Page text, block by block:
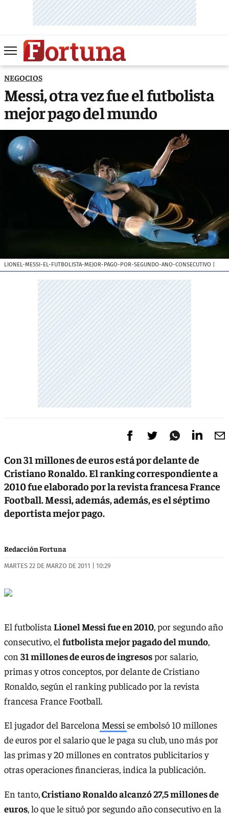
NEGOCIOS
Messi, otra vez fue el futbolista
mejor pago del mundo
LIONEL-MESSI-EL-FUTBOLISTA-MEJOR-PAGO-POR-SEGUNDO-ANO-CONSECUTIVO
Con 31 millones de euros está por delante de
Cristiano Ronaldo. El ranking correspondiente a
2010 fue elaborado por la revista francesa France
Football. Messi, además, además, es el séptimo
deportista mejor pago.
Redacción Fortuna
MARTES 22 DE MARZO DE 2011 | 10:29
El futbolista Lionel Messi fue en 2010, por segundo año
consecutivo, el futbolista mejor pagado del mundo,
con 31 millones de euros de ingresospor salario,
primas y otros conceptos, por delante de Cristiano
Ronaldo, según el ranking publicado por la revista
francesa France Football.
El jugador del Barcelona Messi se embolsó 10 millones
de euros por el salario que le paga su club, uno más por
las primas y 20 millones en contratos publicitarios y
otras operaciones financieras, indica la publicación.
En tanto,Cristiano Ronaldo alcanzó 27,5 millones de
euros, lo que le situó por segundo año consecutivo en la